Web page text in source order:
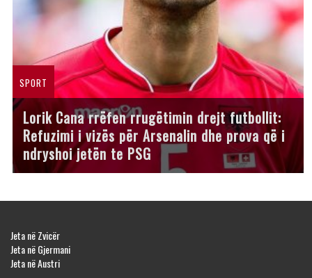
SPORT
Lorik Cana rrëfen rrugëtimin drejt futbollit:
Refuzimi i vizës për Arsenalin dhe prova që i
ndryshoi jetën te PSG
Jeta në Zvicër
Jeta në Gjermani
Jeta në Austri